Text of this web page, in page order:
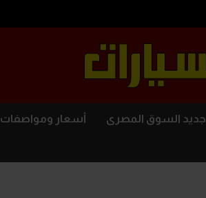
جديد السوق المصرى أسعار ومواصفات